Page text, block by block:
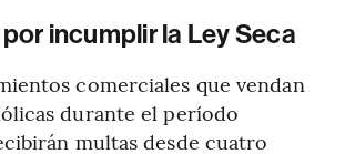
incumplir la Ley Seca
comerciales que vendan
durante el período
multas desde cuatro